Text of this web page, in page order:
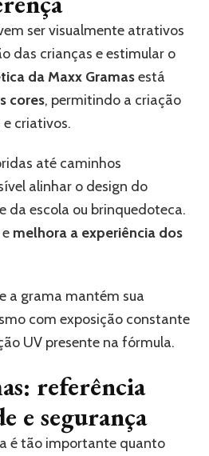
ser visualmente atrativos
das crianças e estimular o
da Maxx Gramasestá
cores, permitindo a criação
criativos.
até caminhos
alinhar o design do
da escola ou brinquedoteca.
melhora a experiência dos
a grama mantém sua
com exposição constante
UV presente na fórmula.
referência
e segurança
é tão importante quanto